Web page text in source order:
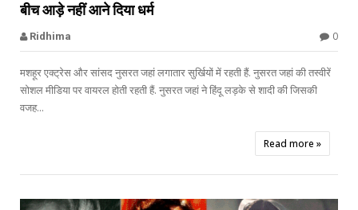
बीच आड़े नहीं आने दिया धर्म
Ridhima 0
मशहूर एक्ट्रेस और सांसद नुसरत जहां लगातार सुर्खियों में रहती हैं. नुसरत जहां की तस्वीरें
सोशल मीडिया पर वायरल होती रहती हैं. नुसरत जहां ने हिंदू लड़के से शादी की जिसकी
वजह...
Read more »
Madhubala